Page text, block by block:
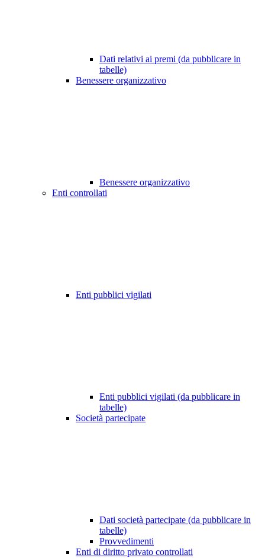
Dati relativi ai premi (da pubblicare in
tabelle)
Benessere organizzativo
Benessere organizzativo
Enti controllati
Enti pubblici vigilati
Enti pubblici vigilati (da pubblicare in
tabelle)
Società partecipate
Dati società partecipate (da pubblicare in
tabelle)
Provvedimenti
Enti di diritto privato controllati